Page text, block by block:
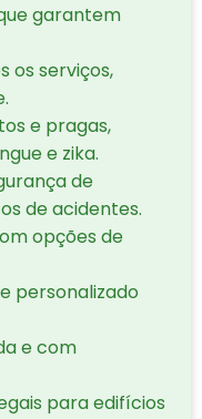
garantem
os serviços,
e pragas,
e zika.
de
de acidentes.
opções de
personalizado
e com
para edifícios